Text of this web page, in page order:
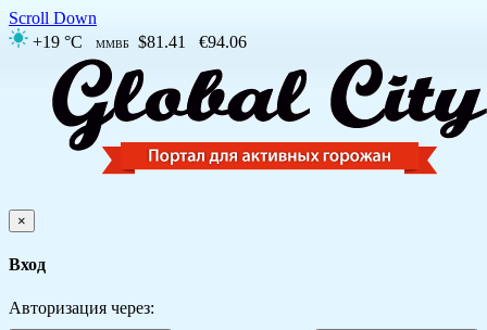
Scroll Down
+19 °C
ММВБ $81.41 €94.06
×
Вход
Авторизация через: